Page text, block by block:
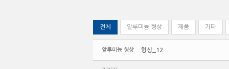
전체 알루미늄 형상 제품 기타
알루미늄 형상 형상_12